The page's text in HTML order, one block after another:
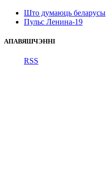
Што думаюць беларусы
Пульс Ленина-19
АПАВЯШЧЭННІ
RSS